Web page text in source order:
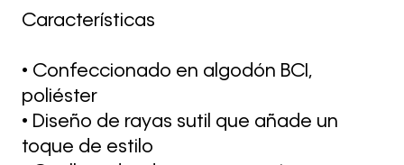
Características
• Confeccionado en algodón BCI,
poliéster
• Diseño de rayas sutil que añade un
toque de estilo